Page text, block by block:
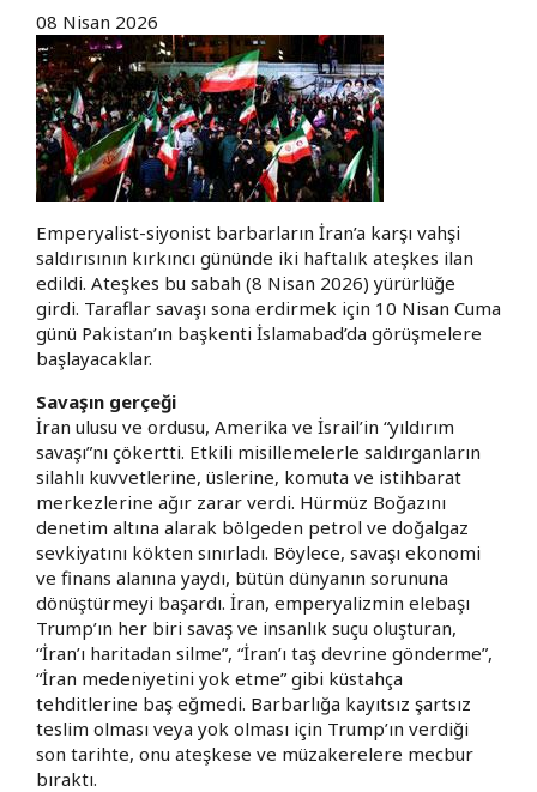
08 Nisan 2026
Emperyalist-siyonist barbarların İran’a karşı vahşi
saldırısının kırkıncı gününde iki haftalık ateşkes ilan
edildi. Ateşkes bu sabah (8 Nisan 2026) yürürlüğe
girdi. Taraflar savaşı sona erdirmek için 10 Nisan Cuma
günü Pakistan’ın başkenti İslamabad’da görüşmelere
başlayacaklar.
Savaşın gerçeği
İran ulusu ve ordusu, Amerika ve İsrail’in “yıldırım
savaşı”nı çökertti. Etkili misillemelerle saldırganların
silahlı kuvvetlerine, üslerine, komuta ve istihbarat
merkezlerine ağır zarar verdi. Hürmüz Boğazını
denetim altına alarak bölgeden petrol ve doğalgaz
sevkiyatını kökten sınırladı. Böylece, savaşı ekonomi
ve finans alanına yaydı, bütün dünyanın sorununa
dönüştürmeyi başardı. İran, emperyalizmin elebaşı
Trump’ın her biri savaş ve insanlık suçu oluşturan,
“İran’ı haritadan silme”, “İran’ı taş devrine gönderme”,
“İran medeniyetini yok etme” gibi küstahça
tehditlerine baş eğmedi. Barbarlığa kayıtsız şartsız
teslim olması veya yok olması için Trump’ın verdiği
son tarihte, onu ateşkese ve müzakerelere mecbur
bıraktı.